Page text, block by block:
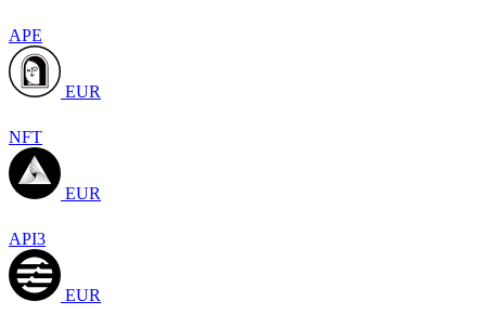
APE
EUR
NFT
EUR
API3
EUR